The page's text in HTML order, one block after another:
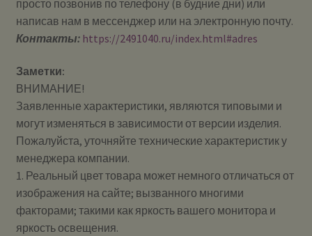
просто позвонив по телефону (в будние дни) или
написав нам в мессенджер или на электронную почту.
Контакты: https://2491040.ru/index.html#adres
Заметки:
ВНИМАНИЕ!
Заявленные характеристики, являются типовыми и
могут изменяться в зависимости от версии изделия.
Пожалуйста, уточняйте технические характеристик у
менеджера компании.
1. Реальный цвет товара может немного отличаться от
изображения на сайте; вызванного многими
факторами; такими как яркость вашего монитора и
яркость освещения.